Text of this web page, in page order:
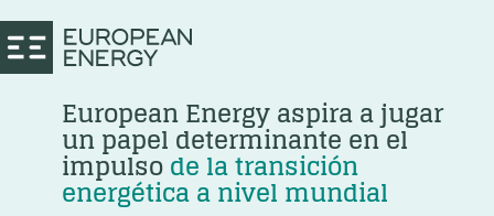
European Energy aspira a jugar
un papel determinante en el
impulsode la transición
energética a nivel mundial